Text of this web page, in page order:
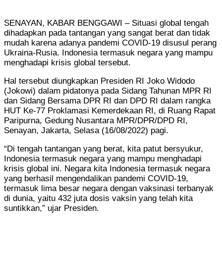
SENAYAN, KABAR BENGGAWI – Situasi global tengah
dihadapkan pada tantangan yang sangat berat dan tidak
mudah karena adanya pandemi COVID-19 disusul perang
Ukraina-Rusia. Indonesia termasuk negara yang mampu
menghadapi krisis global tersebut.
Hal tersebut diungkapkan Presiden RI Joko Widodo
(Jokowi) dalam pidatonya pada Sidang Tahunan MPR RI
dan Sidang Bersama DPR RI dan DPD RI dalam rangka
HUT Ke-77 Proklamasi Kemerdekaan RI, di Ruang Rapat
Paripurna, Gedung Nusantara MPR/DPR/DPD RI,
Senayan, Jakarta, Selasa (16/08/2022) pagi.
“Di tengah tantangan yang berat, kita patut bersyukur,
Indonesia termasuk negara yang mampu menghadapi
krisis global ini. Negara kita Indonesia termasuk negara
yang berhasil mengendalikan pandemi COVID-19,
termasuk lima besar negara dengan vaksinasi terbanyak
di dunia, yaitu 432 juta dosis vaksin yang telah kita
suntikkan,” ujar Presiden.